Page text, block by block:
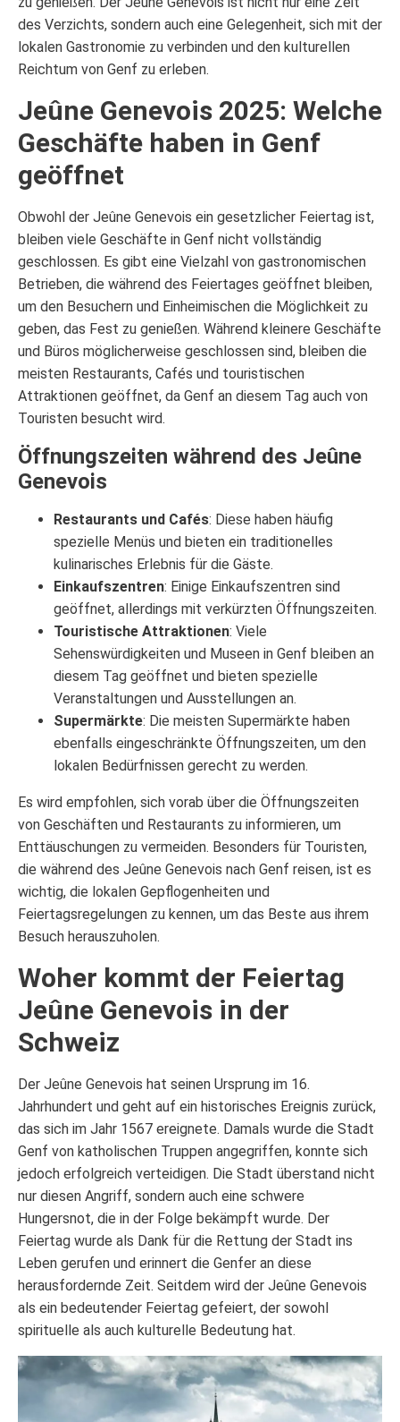
des Verzichts, sondern auch eine Gelegenheit, sich mit der
lokalen Gastronomie zu verbinden und den kulturellen
Reichtum von Genf zu erleben.
Jeûne Genevois 2025: Welche
Geschäfte haben in Genf
geöffnet
Obwohl der Jeûne Genevois ein gesetzlicher Feiertag ist,
bleiben viele Geschäfte in Genf nicht vollständig
geschlossen. Es gibt eine Vielzahl von gastronomischen
Betrieben, die während des Feiertages geöffnet bleiben,
um den Besuchern und Einheimischen die Möglichkeit zu
geben, das Fest zu genießen. Während kleinere Geschäfte
und Büros möglicherweise geschlossen sind, bleiben die
meisten Restaurants, Cafés und touristischen
Attraktionen geöffnet, da Genf an diesem Tag auch von
Touristen besucht wird.
Öffnungszeiten während des Jeûne
Genevois
Restaurants und Cafés: Diese haben häufig
spezielle Menüs und bieten ein traditionelles
kulinarisches Erlebnis für die Gäste.
Einkaufszentren: Einige Einkaufszentren sind
geöffnet, allerdings mit verkürzten Öffnungszeiten.
Touristische Attraktionen: Viele
Sehenswürdigkeiten und Museen in Genf bleiben an
diesem Tag geöffnet und bieten spezielle
Veranstaltungen und Ausstellungen an.
Supermärkte: Die meisten Supermärkte haben
ebenfalls eingeschränkte Öffnungszeiten, um den
lokalen Bedürfnissen gerecht zu werden.
Es wird empfohlen, sich vorab über die Öffnungszeiten
von Geschäften und Restaurants zu informieren, um
Enttäuschungen zu vermeiden. Besonders für Touristen,
die während des Jeûne Genevois nach Genf reisen, ist es
wichtig, die lokalen Gepflogenheiten und
Feiertagsregelungen zu kennen, um das Beste aus ihrem
Besuch herauszuholen.
Woher kommt der Feiertag
Jeûne Genevois in der
Schweiz
Der Jeûne Genevois hat seinen Ursprung im 16.
Jahrhundert und geht auf ein historisches Ereignis zurück,
das sich im Jahr 1567 ereignete. Damals wurde die Stadt
Genf von katholischen Truppen angegriffen, konnte sich
jedoch erfolgreich verteidigen. Die Stadt überstand nicht
nur diesen Angriff, sondern auch eine schwere
Hungersnot, die in der Folge bekämpft wurde. Der
Feiertag wurde als Dank für die Rettung der Stadt ins
Leben gerufen und erinnert die Genfer an diese
herausfordernde Zeit. Seitdem wird der Jeûne Genevois
als ein bedeutender Feiertag gefeiert, der sowohl
spirituelle als auch kulturelle Bedeutung hat.